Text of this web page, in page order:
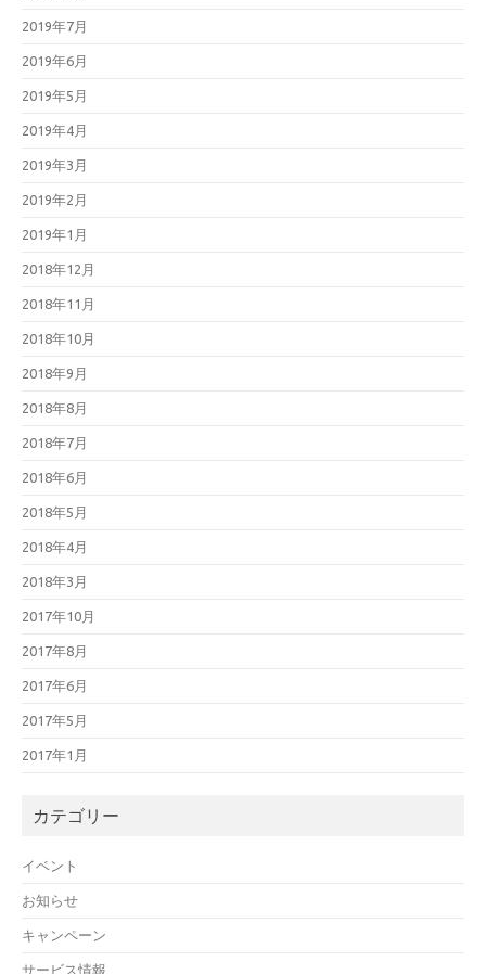
2019年7月
2019年6月
2019年5月
2019年4月
2019年3月
2019年2月
2019年1月
2018年12月
2018年11月
2018年10月
2018年9月
2018年8月
2018年7月
2018年6月
2018年5月
2018年4月
2018年3月
2017年10月
2017年8月
2017年6月
2017年5月
2017年1月
カテゴリー
イベント
お知らせ
キャンペーン
サービス情報